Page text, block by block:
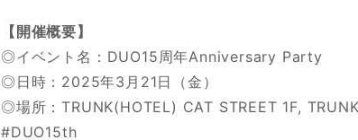
【開催概要】
◎イベント名：DUO15周年Anniversary Party
◎日時：2025年3月21日（金）
◎場所：TRUNK(HOTEL) CAT STREET 1F,
#DUO15th